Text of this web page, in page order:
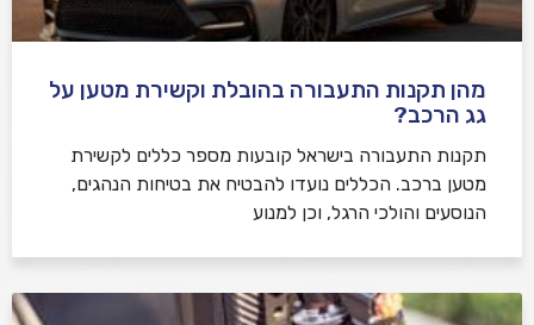
מהן תקנות התעבורה בהובלת וקשירת מטען על
גג הרכב?
תקנות התעבורה בישראל קובעות מספר כללים לקשירת
מטען ברכב. הכללים נועדו להבטיח את בטיחות הנהגים,
הנוסעים והולכי הרגל, וכן למנוע